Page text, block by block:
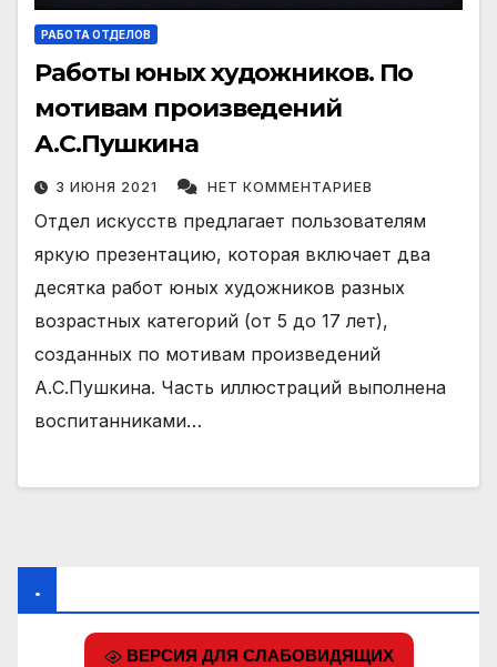
РАБОТА ОТДЕЛОВ
Работы юных художников. По
мотивам произведений
А.С.Пушкина
3 ИЮНЯ 2021 НЕТ КОММЕНТАРИЕВ
Отдел искусств предлагает пользователям
яркую презентацию, которая включает два
десятка работ юных художников разных
возрастных категорий (от 5 до 17 лет),
созданных по мотивам произведений
А.С.Пушкина. Часть иллюстраций выполнена
воспитанниками…
.
ВЕРСИЯ ДЛЯ СЛАБОВИДЯЩИХ